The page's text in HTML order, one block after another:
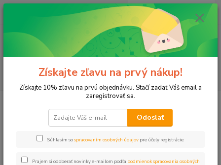
Menu
(Po-Pia, 8-17 hod.)
ks
za0 €
N L-kus 3/4" SxS 90st. NIBCO
N L-kus 3/4" SxS 90st. NIBCO
Získajte zľavu na prvý nákup!
Získajte 10% zľavu na prvú objednávku. Stačí zadať Váš email a
zaregistrovať sa.
Odoslať
Súhlasím sospracovaním osobných údajov pre účely registrácie.
Prajem si odoberať novinky e-mailom podľa podmienok spracovania osobných